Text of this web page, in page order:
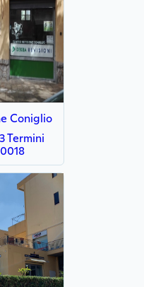
Coniglio
Termini